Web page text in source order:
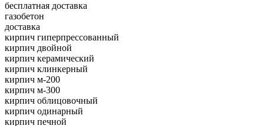
бесплатная доставка
газобетон
доставка
кирпич гиперпрессованный
кирпич двойной
кирпич керамический
кирпич клинкерный
кирпич м-200
кирпич м-300
кирпич облицовочный
кирпич одинарный
кирпич печной